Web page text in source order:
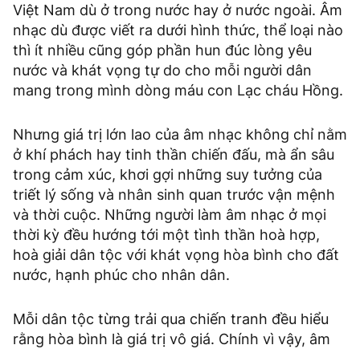
Việt Nam dù ở trong nước hay ở nước ngoài. Âm
nhạc dù được viết ra dưới hình thức, thể loại nào
thì ít nhiều cũng góp phần hun đúc lòng yêu
nước và khát vọng tự do cho mỗi người dân
mang trong mình dòng máu con Lạc cháu Hồng.
Nhưng giá trị lớn lao của âm nhạc không chỉ nằm
ở khí phách hay tinh thần chiến đấu, mà ẩn sâu
trong cảm xúc, khơi gợi những suy tưởng của
triết lý sống và nhân sinh quan trước vận mệnh
và thời cuộc. Những người làm âm nhạc ở mọi
thời kỳ đều hướng tới một tình thần hoà hợp,
hoà giải dân tộc với khát vọng hòa bình cho đất
nước, hạnh phúc cho nhân dân.
Mỗi dân tộc từng trải qua chiến tranh đều hiểu
rằng hòa bình là giá trị vô giá. Chính vì vậy, âm